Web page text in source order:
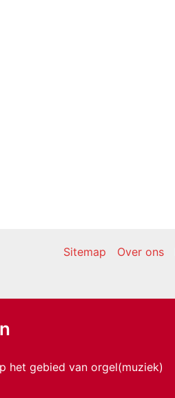
Sitemap Over ons
het gebied van orgel(muziek)